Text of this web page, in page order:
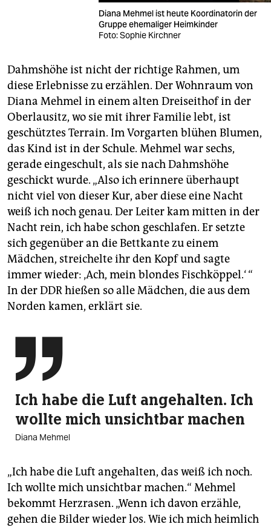
Diana Mehmel ist heute Koordinatorin der
Gruppe ehemaliger Heimkinder
Foto: Sophie Kirchner
Dahmshöhe ist nicht der richtige Rahmen, um
diese Erlebnisse zu erzählen. Der Wohnraum von
Diana Mehmel in einem alten Dreiseithof in der
Oberlausitz, wo sie mit ihrer Familie lebt, ist
geschütztes Terrain. Im Vorgarten blühen Blumen,
das Kind ist in der Schule. Mehmel war sechs,
gerade eingeschult, als sie nach Dahmshöhe
geschickt wurde. „Also ich erinnere überhaupt
nicht viel von dieser Kur, aber diese eine Nacht
weiß ich noch genau. Der Leiter kam mitten in der
Nacht rein, ich habe schon geschlafen. Er setzte
sich gegenüber an die Bettkante zu einem
Mädchen, streichelte ihr den Kopf und sagte
immer wieder: ‚Ach, mein blondes Fischköppel.‘ “
In der DDR hießen so alle Mädchen, die aus dem
Norden kamen, erklärt sie.

Ich habe die Luft angehalten. Ich
wollte mich unsichtbar machen
Diana Mehmel
„Ich habe die Luft angehalten, das weiß ich noch.
Ich wollte mich unsichtbar machen.“ Mehmel
bekommt Herzrasen. „Wenn ich davon erzähle,
gehen die Bilder wieder los. Wie ich mich heimlich